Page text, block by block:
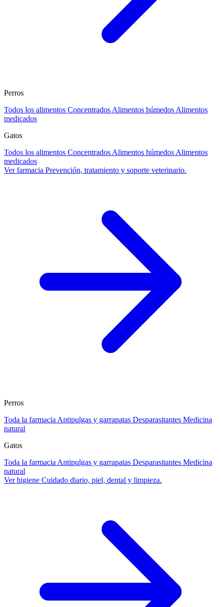
Perros
Todos los alimentos Concentrados Alimentos húmedos Alimentos
medicados
Gatos
Todos los alimentos Concentrados Alimentos húmedos Alimentos
medicados
Ver farmacia Prevención, tratamiento y soporte veterinario.
Perros
Toda la farmacia Antipulgas y garrapatas Desparasitantes Medicina
natural
Gatos
Toda la farmacia Antipulgas y garrapatas Desparasitantes Medicina
natural
Ver higiene Cuidado diario, piel, dental y limpieza.